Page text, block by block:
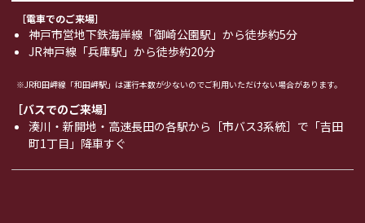
［電車でのご来場］
神戸市営地下鉄海岸線「御崎公園駅」 から徒歩約5分
JR神戸線「兵庫駅」 から徒歩約20分
※JR和田岬線「和田岬駅」は運行本数が少ないのでご利用いただけない場合があります。
［バスでのご来場］
湊川・新開地・高速長田の各駅から［市バス3系統］で「吉田
町1丁目」降車すぐ